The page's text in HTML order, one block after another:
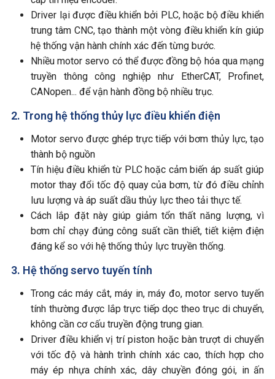
Driver lại được điều khiển bởi PLC, hoặc bộ điều khiển
trung tâm CNC, tạo thành một vòng điều khiển kín giúp
hệ thống vận hành chính xác đến từng bước.
Nhiều motor servo có thể được đồng bộ hóa qua mạng
truyền thông công nghiệp như EtherCAT, Profinet,
CANopen... để vận hành đồng bộ nhiều trục.
2. Trong hệ thống thủy lực điều khiển điện
Motor servo được ghép trực tiếp với bơm thủy lực, tạo
thành bộ nguồn
Tín hiệu điều khiển từ PLC hoặc cảm biến áp suất giúp
motor thay đổi tốc độ quay của bơm, từ đó điều chỉnh
lưu lượng và áp suất dầu thủy lực theo tải thực tế.
Cách lắp đặt này giúp giảm tổn thất năng lượng, vì
bơm chỉ chạy đúng công suất cần thiết, tiết kiệm điện
đáng kể so với hệ thống thủy lực truyền thống.
3. Hệ thống servo tuyến tính
Trong các máy cắt, máy in, máy đo, motor servo tuyến
tính thường được lắp trực tiếp dọc theo trục di chuyển,
không cần cơ cấu truyền động trung gian.
Driver điều khiển vị trí piston hoặc bàn trượt di chuyển
với tốc độ và hành trình chính xác cao, thích hợp cho
máy ép nhựa chính xác, dây chuyền đóng gói, in ấn